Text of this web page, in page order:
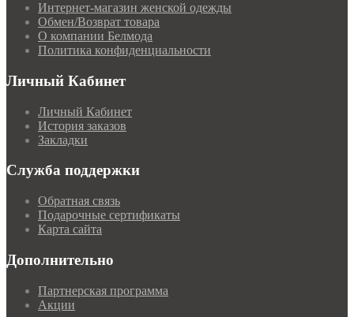
Интернет-магазин женской одежды
Обмен/Возврат товара
О компании Белмода
Политика конфиденциальности
Личный Кабинет
Личный Кабинет
История заказов
Закладки
Служба поддержки
Обратная связь
Подарочные сертификаты
Карта сайта
Дополнительно
Партнерская программа
Акции